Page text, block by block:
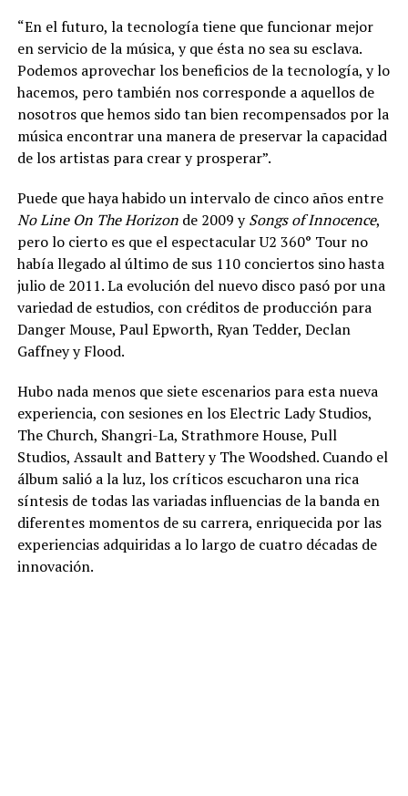
“En el futuro, la tecnología tiene que funcionar mejor
en servicio de la música, y que ésta no sea su esclava.
Podemos aprovechar los beneficios de la tecnología, y lo
hacemos, pero también nos corresponde a aquellos de
nosotros que hemos sido tan bien recompensados ​​por la
música encontrar una manera de preservar la capacidad
de los artistas para crear y prosperar”.
Puede que haya habido un intervalo de cinco años entre
No Line On The Horizonde 2009 ySongs of Innocence,
pero lo cierto es que el espectacular U2 360° Tour no
había llegado al último de sus 110 conciertos sino hasta
julio de 2011. La evolución del nuevo disco pasó por una
variedad de estudios, con créditos de producción para
Danger Mouse, Paul Epworth, Ryan Tedder, Declan
Gaffney y Flood.
Hubo nada menos que siete escenarios para esta nueva
experiencia, con sesiones en los Electric Lady Studios,
The Church, Shangri-La, Strathmore House, Pull
Studios, Assault and Battery y The Woodshed. Cuando el
álbum salió a la luz, los críticos escucharon una rica
síntesis de todas las variadas influencias de la banda en
diferentes momentos de su carrera, enriquecida por las
experiencias adquiridas a lo largo de cuatro décadas de
innovación.